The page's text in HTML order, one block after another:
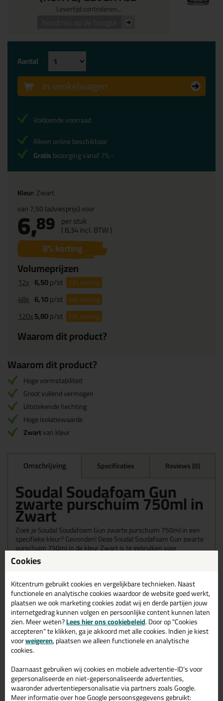
Levertijd controleren...
Kleur: Zwart
van7,50(adviesprijs) voor
6,89 per stuk
(8,34incl. BTW )
8% korting
Volumeprijzen
12x 6,50p/st 13%korting
48x 6,10p/st 19%korting
120x5,80p/st 23%korting
Waarom dit product?
Aantal
In winkelwagen
Voldoende voorraad
Alleen online beschikbaar
Gratisbezorging vanaf 75,-
Waarom dit product?
Hoge vormstabiliteit
Groot vullend vermogen
Uitstekende hechting
Hoge isolatiewaarde
Zwartvan kleur
Omschrijving Specificaties Reviews (0)
Soudal Soudafoam Gun
zwarte purschuim 750ml in
Zwart
Zoek je Soudal Soudafoam Gun zwarte purschuim 750ml in een
specifieke kleur? Gevonden! Deze Soudal Soudafoam Gun zwarte
purschuim 750ml in de kleur Zwart is te gebruiken voor
verschillende toepassingen. Een professioneel en hoogwaardig
product welke makkelijk te gebruiken is. Bestel de Soudal
vandaag nog! Op voorraad en op werkdagen besteld = morgen in
huis.
Wil je meer weten over de toepassing en kenmerken van dit
product?Lees alles over dit product >
Gerelateerde producten
Cookies
Kitcentrum gebruikt cookies en vergelijkbare technieken. Naast
functionele en analytische cookies waardoor de website goed werkt,
plaatsen we ook marketing cookies zodat wij en derde partijen jouw
internetgedrag kunnen volgen en persoonlijke content kunnen laten
zien. Meer weten?Lees hier ons cookiebeleid. Door op "Cookies
accepteren" te klikken, ga je akkoord met alle cookies. Indien je kiest
voorweigeren, plaatsen we alleen functionele en analytische
cookies.
Daarnaast gebruiken wij cookies en mobiele advertentie-ID’s voor
gepersonaliseerde en niet-gepersonaliseerde advertenties,
waaronder advertentiepersonalisatie via partners zoals Google.
Meer informatie over hoe Google persoonsgegevens gebruikt: